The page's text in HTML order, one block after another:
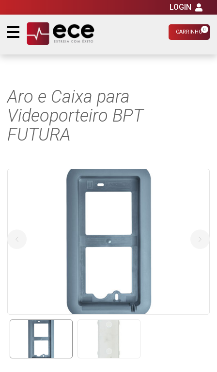
CARRINHO 0
LOGIN
Aro e Caixa para
Videoporteiro BPT
FUTURA